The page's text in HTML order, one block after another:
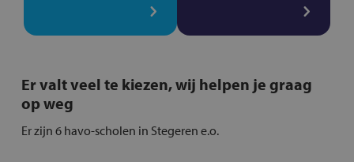
Er valt veel te kiezen, wij helpen je graag
op weg
Er zijn 6 havo-scholen in Stegeren e.o.